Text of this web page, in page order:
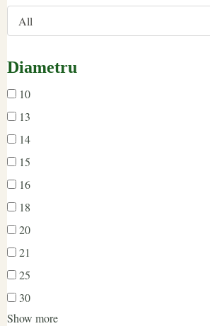
All
Diametru
10
13
14
15
16
18
20
21
25
30
Show more